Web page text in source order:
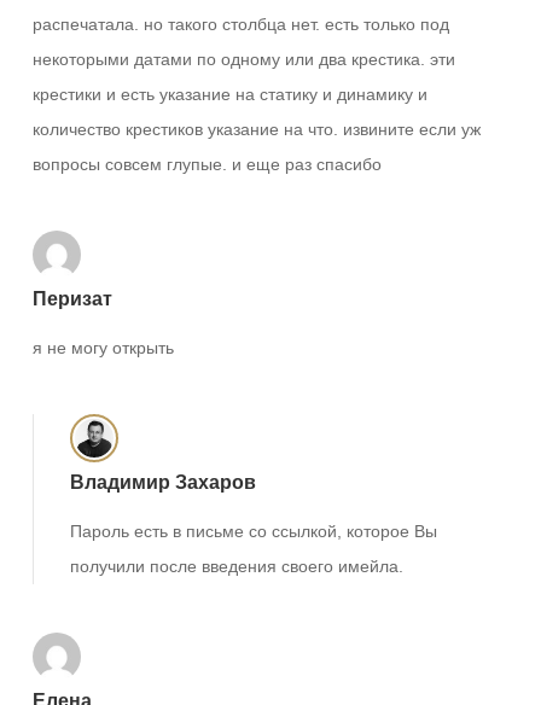
распечатала. но такого столбца нет. есть только под
некоторыми датами по одному или два крестика. эти
крестики и есть указание на статику и динамику и
количество крестиков указание на что. извините если уж
вопросы совсем глупые. и еще раз спасибо
Перизат
я не могу открыть
Владимир Захаров
Пароль есть в письме со ссылкой, которое Вы
получили после введения своего имейла.
Елена